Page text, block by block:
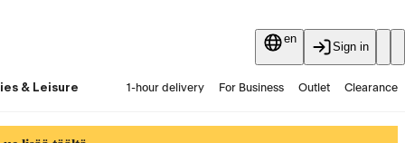
en
Sign in
& Leisure 1-hour delivery For Business Outlet Clearance